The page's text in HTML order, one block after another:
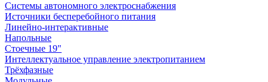
Системы автономного электроснабжения
Источники бесперебойного питания
Линейно-интерактивные
Напольные
Стоечные 19"
Интеллектуальное управление электропитанием
Трёхфазные